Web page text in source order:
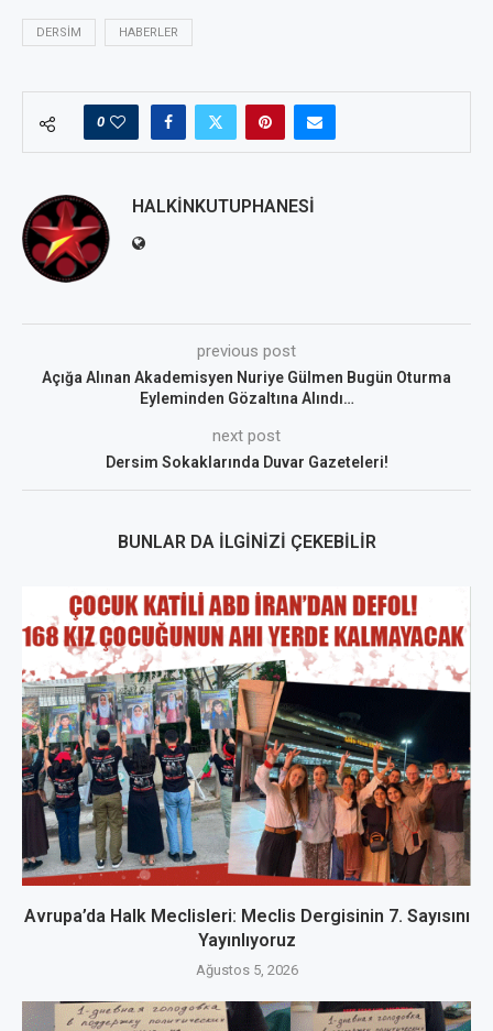
DERSIM HABERLER
0
HALKINKUTUPHANESI
previous post
Açığa Alınan Akademisyen Nuriye Gülmen Bugün Oturma
Eyleminden Gözaltına Alındı…
next post
Dersim Sokaklarında Duvar Gazeteleri!
BUNLAR DA İLGINIZI ÇEKEBILIR
Avrupa’da Halk Meclisleri: Meclis Dergisinin 7. Sayısını
Yayınlıyoruz
Ağustos 5, 2026